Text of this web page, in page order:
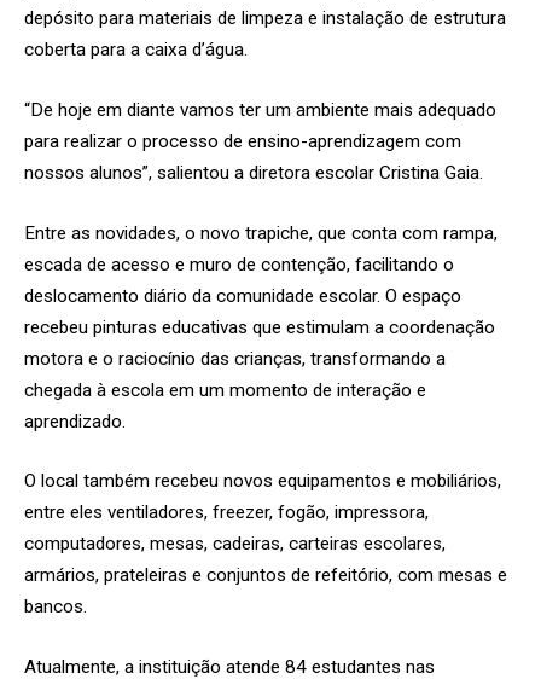
depósito para materiais de limpeza e instalação de estrutura
coberta para a caixa d’água.
“De hoje em diante vamos ter um ambiente mais adequado
para realizar o processo de ensino-aprendizagem com
nossos alunos”, salientou a diretora escolar Cristina Gaia.
Entre as novidades, o novo trapiche, que conta com rampa,
escada de acesso e muro de contenção, facilitando o
deslocamento diário da comunidade escolar. O espaço
recebeu pinturas educativas que estimulam a coordenação
motora e o raciocínio das crianças, transformando a
chegada à escola em um momento de interação e
aprendizado.
O local também recebeu novos equipamentos e mobiliários,
entre eles ventiladores, freezer, fogão, impressora,
computadores, mesas, cadeiras, carteiras escolares,
armários, prateleiras e conjuntos de refeitório, com mesas e
bancos.
Atualmente, a instituição atende 84 estudantes nas